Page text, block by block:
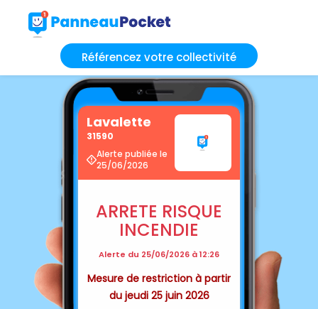
Référencez votre collectivité
Lavalette
31590
Alerte publiée le
25/06/2026
ARRETE RISQUE
INCENDIE
Alerte du 25/06/2026 à 12:26
Mesure de restriction à partir
du jeudi 25 juin 2026